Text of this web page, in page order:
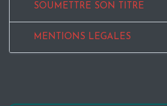
SOUMETTRE SON TITRE
MENTIONS LEGALES